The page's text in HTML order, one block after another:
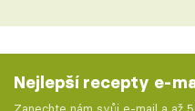
Nejlepší recepty e-
Zanechte nám svůj e-mail a až